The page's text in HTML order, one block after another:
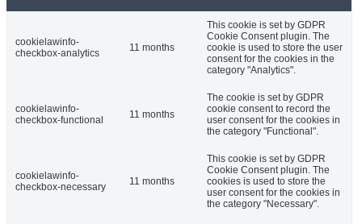
cookielawinfo-
checkbox-analytics
11 months
This cookie is set by GDPR
Cookie Consent plugin. The
cookie is used to store the user
consent for the cookies in the
category "Analytics".
cookielawinfo-
checkbox-functional
11 months
The cookie is set by GDPR
cookie consent to record the
user consent for the cookies in
the category "Functional".
cookielawinfo-
checkbox-necessary
11 months
This cookie is set by GDPR
Cookie Consent plugin. The
cookies is used to store the
user consent for the cookies in
the category "Necessary".